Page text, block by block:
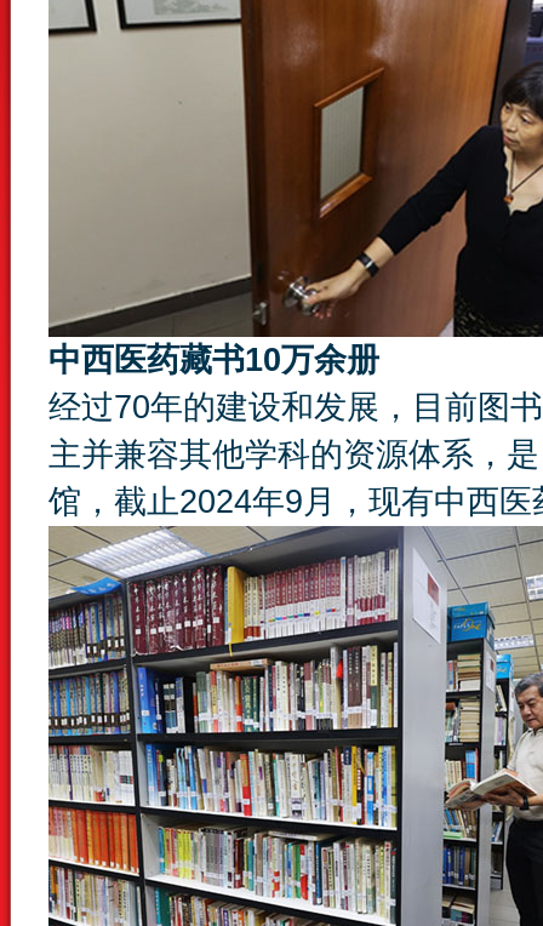
中西医药藏书10万余册
经过70年的建设和发展，目前图
主并兼容其他学科的资源体系，
馆，截止2024年9月，现有中西